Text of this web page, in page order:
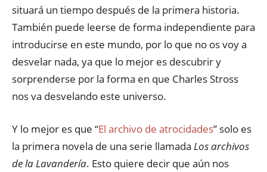
situará un tiempo después de la primera historia.
También puede leerse de forma independiente para
introducirse en este mundo, por lo que no os voy a
desvelar nada, ya que lo mejor es descubrir y
sorprenderse por la forma en que Charles Stross
nos va desvelando este universo.
Y lo mejor es que “El archivo de atrocidades” solo es
la primera novela de una serie llamada Los archivos
de la Lavandería. Esto quiere decir que aún nos